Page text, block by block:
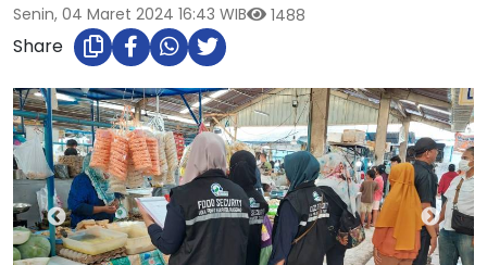
Senin, 04 Maret 2024 16:43 WIB 1488
Share